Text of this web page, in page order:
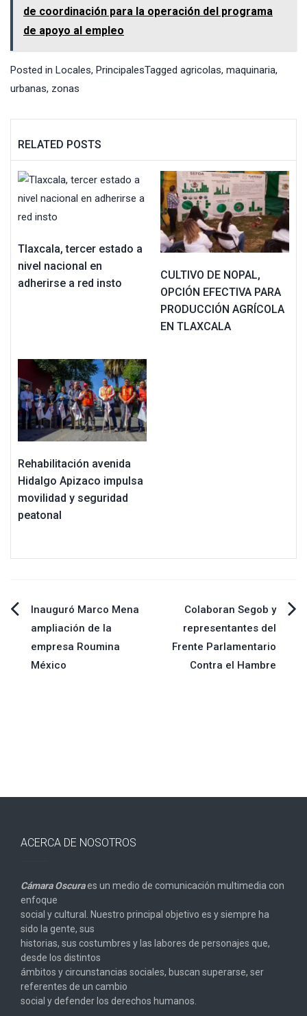
de coordinación para la operación del programa
de apoyo al empleo
Posted in Locales, PrincipalesTagged agricolas, maquinaria,
urbanas, zonas
RELATED POSTS
Tlaxcala, tercer estado a
nivel nacional en
adherirse a red insto
CULTIVO DE NOPAL,
OPCIÓN EFECTIVA PARA
PRODUCCIÓN AGRÍCOLA
EN TLAXCALA
Rehabilitación avenida
Hidalgo Apizaco impulsa
movilidad y seguridad
peatonal
Navegación
de
entradas
Inauguró Marco Mena
ampliación de la
empresa Roumina
México
Colaboran Segob y
representantes del
Frente Parlamentario
Contra el Hambre
ACERCA DE NOSOTROS
Cámara Oscuraes un medio de comunicación multimedia con
enfoque
social y cultural. Nuestro principal objetivo es y siempre ha
sido la gente, sus
historias, sus costumbres y las labores de personajes que,
desde los distintos
ámbitos y circunstancias sociales, buscan superarse, ser
referentes de un cambio
social y defender los derechos humanos.